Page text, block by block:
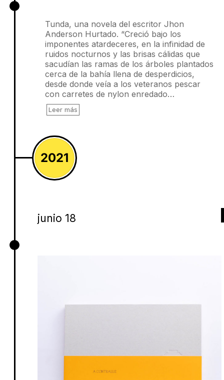
Tunda, una novela del escritor Jhon
Anderson Hurtado. “Creció bajo los
imponentes atardeceres, en la infinidad de
ruidos nocturnos y las brisas cálidas que
sacudían las ramas de los árboles plantados
cerca de la bahía llena de desperdicios,
desde donde veía a los veteranos pescar
con carretes de nylon enredado…
Leer más
2021
junio 18